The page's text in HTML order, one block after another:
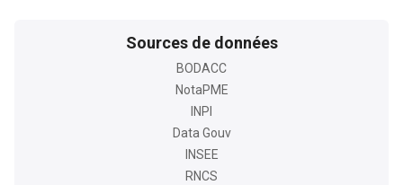
Sources de données
BODACC
NotaPME
INPI
Data Gouv
INSEE
RNCS